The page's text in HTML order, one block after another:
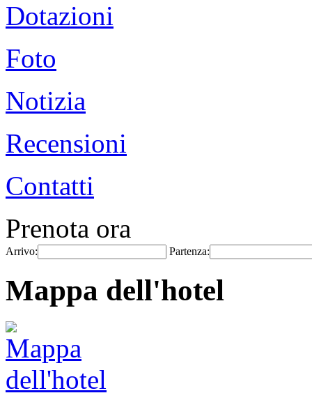
Dotazioni
Foto
Notizia
Recensioni
Contatti
Prenota ora
Arrivo: Partenza:
Mappa dell'hotel